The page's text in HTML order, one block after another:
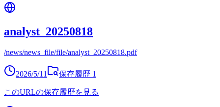
analyst_20250818
/news/news_file/file/analyst_20250818.pdf
2026/5/11 保存履歴 1
このURLの保存履歴を見る